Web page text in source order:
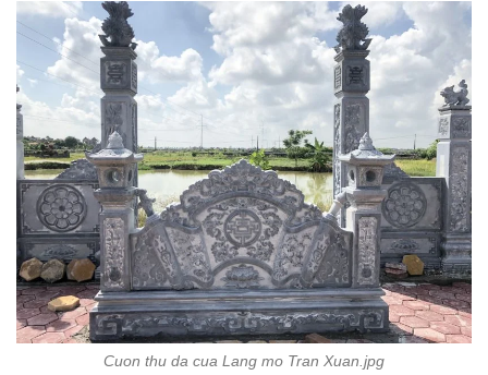
Cuon thu da cua Lang mo Tran Xuan.jpg